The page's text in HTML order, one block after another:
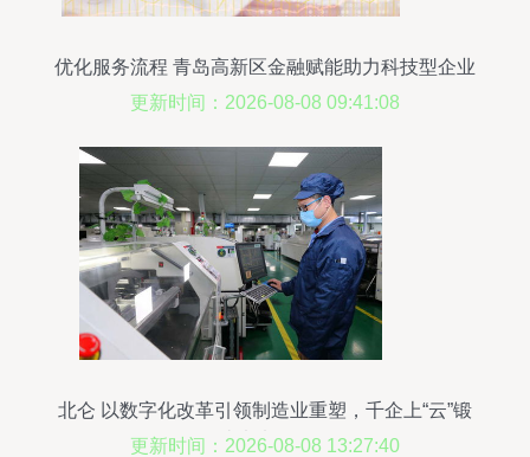
优化服务流程 青岛高新区金融赋能助力科技型企业
发展
更新时间：2026-08-08 09:41:08
北仑 以数字化改革引领制造业重塑，千企上“云”锻
造未来工厂
更新时间：2026-08-08 13:27:40